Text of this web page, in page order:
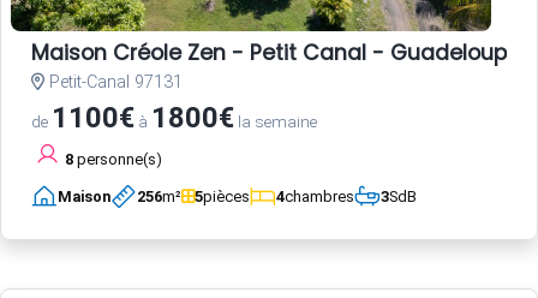
Maison Créole Zen - Petit Canal - Guadeloupe
Petit-Canal 97131
de 1100€ à 1800€ la semaine
8 personne(s)
Maison 256m² 5pièces 4chambres 3SdB